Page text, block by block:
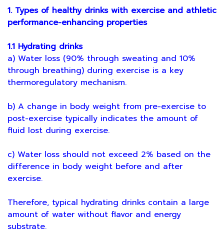
1. Types of healthy drinks with exercise and athletic
performance-enhancing properties
1.1 Hydrating drinks
a) Water loss (90% through sweating and 10%
through breathing) during exercise is a key
thermoregulatory mechanism.
b) A change in body weight from pre-exercise to
post-exercise typically indicates the amount of
fluid lost during exercise.
c) Water loss should not exceed 2% based on the
difference in body weight before and after
exercise.
Therefore, typical hydrating drinks contain a large
amount of water without flavor and energy
substrate.